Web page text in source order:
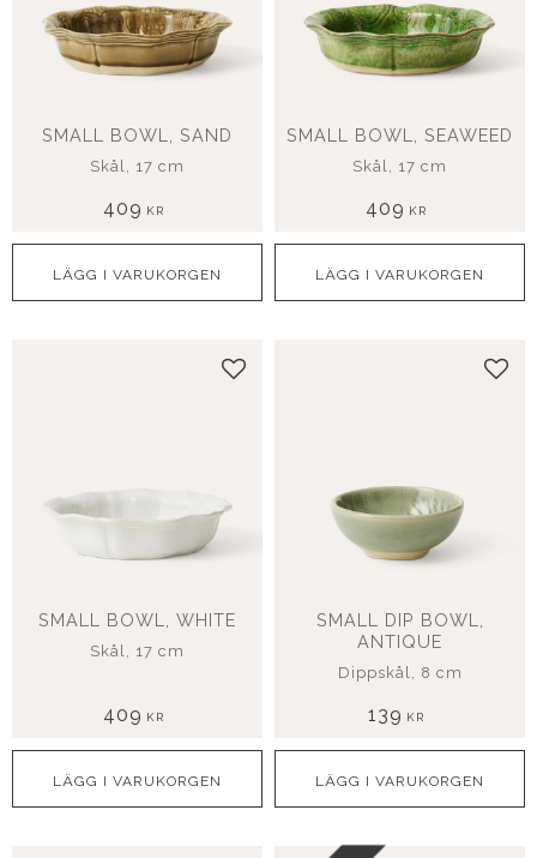
SMALL BOWL, SAND
Skål, 17 cm
409 KR
SMALL BOWL, SEAWEED
Skål, 17 cm
409 KR
SMALL BOWL, WHITE
Skål, 17 cm
409 KR
Lägg till i favoriter
SMALL DIP BOWL,
ANTIQUE
Dippskål, 8 cm
139 KR